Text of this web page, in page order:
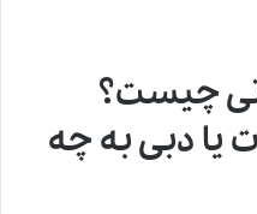
چیست؟
یا دبی به چه